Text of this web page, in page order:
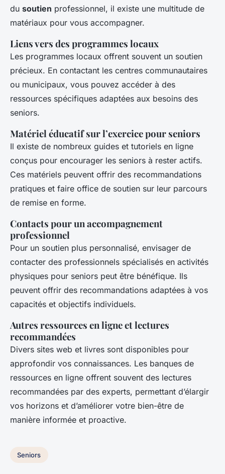
du soutien professionnel, il existe une multitude de
matériaux pour vous accompagner.
Liens vers des programmes locaux
Les programmes locaux offrent souvent un soutien
précieux. En contactant les centres communautaires
ou municipaux, vous pouvez accéder à des
ressources spécifiques adaptées aux besoins des
seniors.
Matériel éducatif sur l’exercice pour seniors
Il existe de nombreux guides et tutoriels en ligne
conçus pour encourager les seniors à rester actifs.
Ces matériels peuvent offrir des recommandations
pratiques et faire office de soutien sur leur parcours
de remise en forme.
Contacts pour un accompagnement
professionnel
Pour un soutien plus personnalisé, envisager de
contacter des professionnels spécialisés en activités
physiques pour seniors peut être bénéfique. Ils
peuvent offrir des recommandations adaptées à vos
capacités et objectifs individuels.
Autres ressources en ligne et lectures
recommandées
Divers sites web et livres sont disponibles pour
approfondir vos connaissances. Les banques de
ressources en ligne offrent souvent des lectures
recommandées par des experts, permettant d’élargir
vos horizons et d’améliorer votre bien-être de
manière informée et proactive.
Seniors